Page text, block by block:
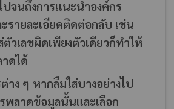
จนถึงการแนะนำองค์กร
รายละเอียดติดต่อกลับ เช่น
ตัวเลขผิดเพียงตัวเดียวก็ทำให้
ดได้
าง ๆ หากลืมใส่บางอย่างไป
พลาดข้อมูลนั้นและเลือก